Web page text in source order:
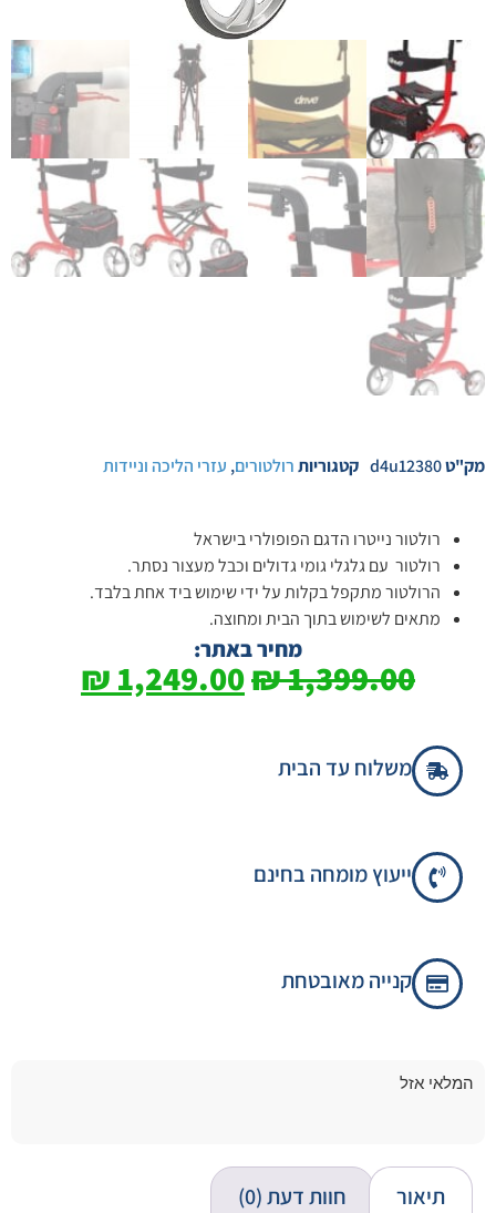
מק"טd4u12380 קטגוריותרולטורים, עזרי הליכה וניידות
רולטור נייטרו הדגם הפופולרי בישראל
רולטור עם גלגלי גומי גדולים וכבל מעצור נסתר.
הרולטור מתקפל בקלות על ידי שימוש ביד אחת בלבד.
מתאים לשימוש בתוך הבית ומחוצה.
מחיר באתר:
1,399.00
₪
1,249.00
₪
משלוח עד הבית
ייעוץ מומחה בחינם
קנייה מאובטחת
המלאי אזל
תיאור חוות דעת (0)